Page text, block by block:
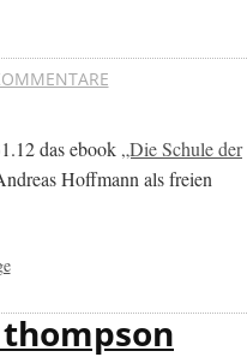
das ebook „Die Schule der
Hoffmann als freien